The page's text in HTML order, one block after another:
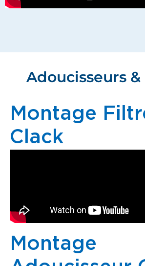
Adoucisseurs
Montage
Clack
Montage